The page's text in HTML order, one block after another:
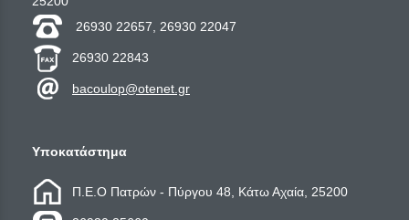
26930 22657, 26930 22047
26930 22843
bacoulop@otenet.gr
Υποκατάστημα
Π.Ε.Ο Πατρών - Πύργου 48, Κάτω Αχαία, 25200